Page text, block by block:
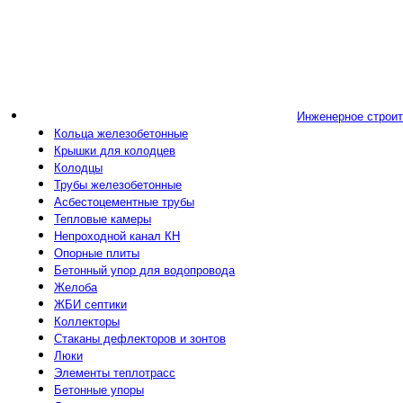
Инженерное
Кольца железобетонные
Крышки для колодцев
Колодцы
Трубы железобетонные
Асбестоцементные трубы
Тепловые камеры
Непроходной канал КН
Опорные плиты
Бетонный упор для водопровода
Желоба
ЖБИ септики
Коллекторы
Стаканы дефлекторов и зонтов
Люки
Элементы теплотрасс
Бетонные упоры